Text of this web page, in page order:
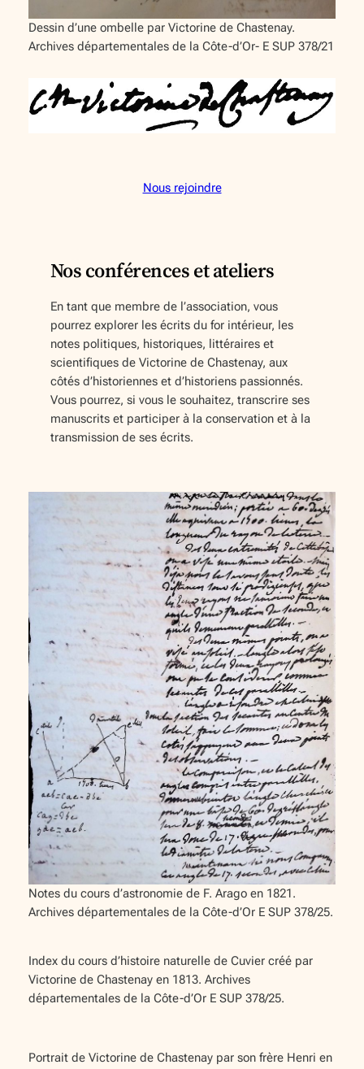
Dessin d’une ombelle par Victorine de Chastenay.
Archives départementales de la Côte-d’Or- E SUP 378/21
Nous rejoindre
Nos conférences et ateliers
En tant que membre de l’association, vous
pourrez explorer les écrits du for intérieur, les
notes politiques, historiques, littéraires et
scientifiques de Victorine de Chastenay, aux
côtés d’historiennes et d’historiens passionnés.
Vous pourrez, si vous le souhaitez, transcrire ses
manuscrits et participer à la conservation et à la
transmission de ses écrits.
Notes du cours d’astronomie de F. Arago en 1821.
Archives départementales de la Côte-d’Or E SUP 378/25.
Index du cours d’histoire naturelle de Cuvier créé par
Victorine de Chastenay en 1813. Archives
départementales de la Côte-d’Or E SUP 378/25.
Portrait de Victorine de Chastenay par son frère Henri en